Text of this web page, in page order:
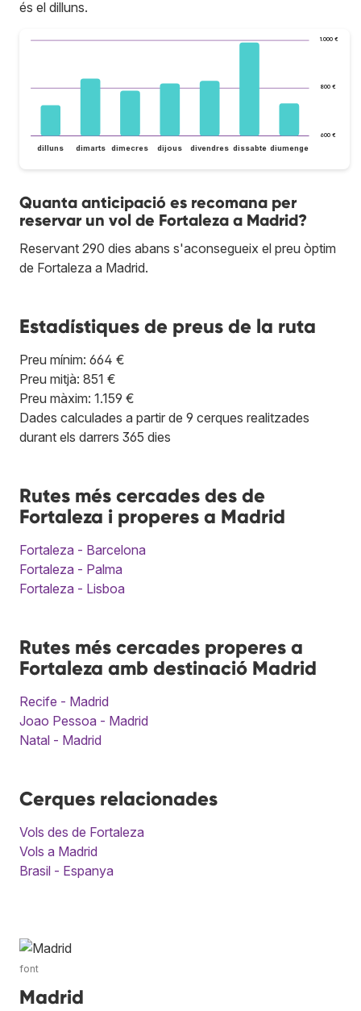
és el dilluns.
600 €
800 €
1.000 €
dilluns dimarts dimecres dijous divendres dissabte diumenge
Quanta anticipació es recomana per
reservar un vol de Fortaleza a Madrid?
Reservant 290 dies abans s'aconsegueix el preu òptim
de Fortaleza a Madrid.
Estadístiques de preus de la ruta
Preu mínim: 664 €
Preu mitjà: 851 €
Preu màxim: 1.159 €
Dades calculades a partir de 9 cerques realitzades
durant els darrers 365 dies
Rutes més cercades des de
Fortaleza i properes a Madrid
Fortaleza - Barcelona
Fortaleza - Palma
Fortaleza - Lisboa
Rutes més cercades properes a
Fortaleza amb destinació Madrid
Recife - Madrid
Joao Pessoa - Madrid
Natal - Madrid
Cerques relacionades
Vols des de Fortaleza
Vols a Madrid
Brasil - Espanya
font
Madrid